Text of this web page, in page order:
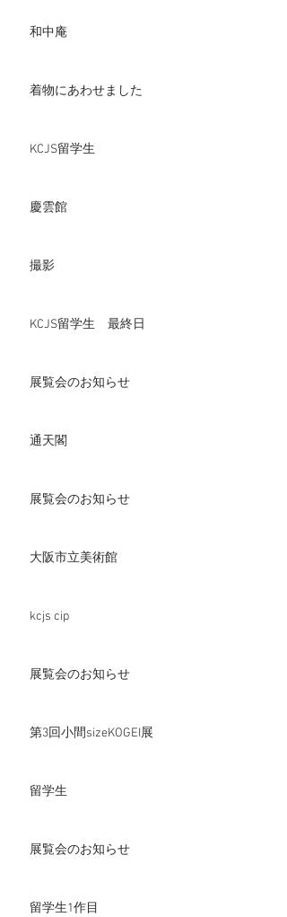
和中庵
着物にあわせました
KCJS留学生
慶雲館
撮影
KCJS留学生 最終日
展覧会のお知らせ
通天閣
展覧会のお知らせ
大阪市立美術館
kcjs cip
展覧会のお知らせ
第3回小間sizeKOGEI展
留学生
展覧会のお知らせ
留学生1作目